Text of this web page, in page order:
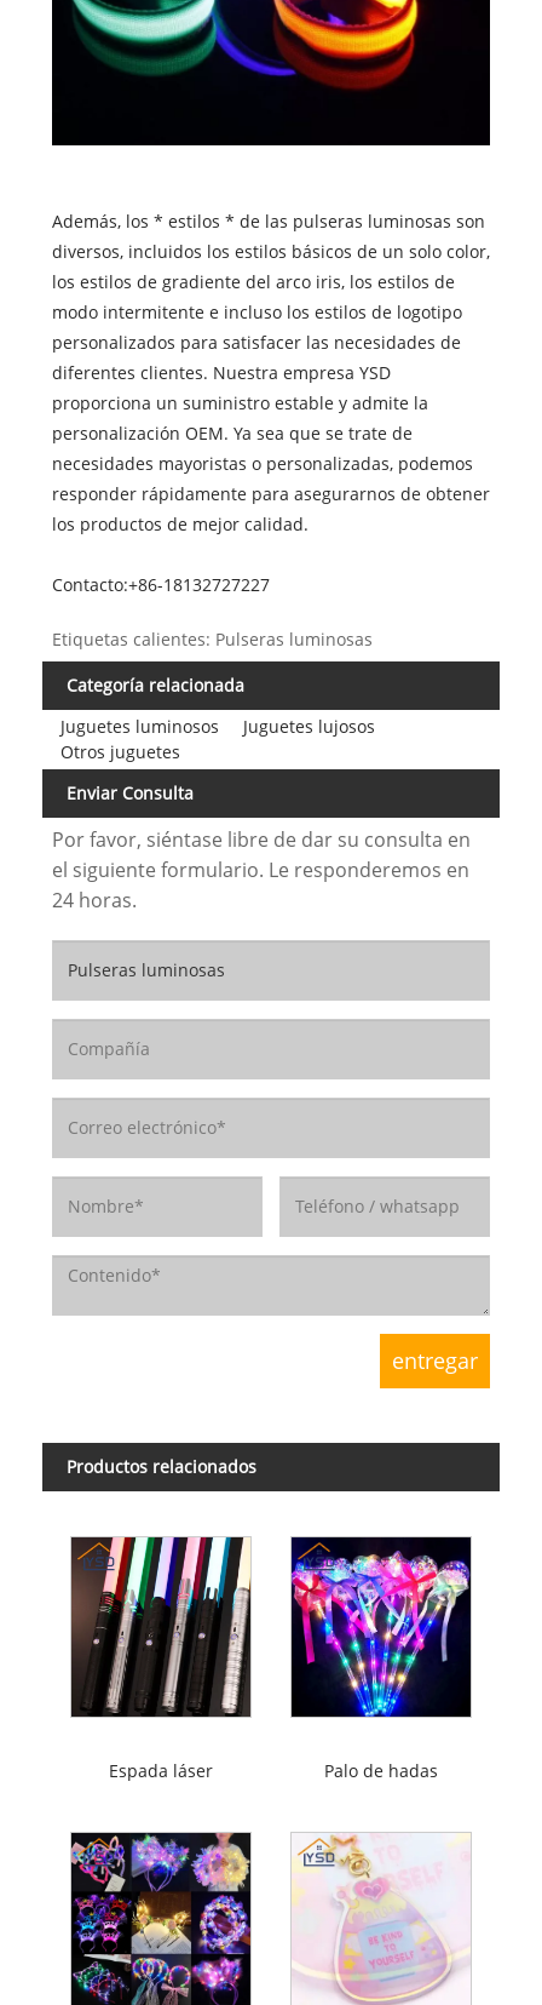
Además, los * estilos * de las pulseras luminosas son
diversos, incluidos los estilos básicos de un solo color,
los estilos de gradiente del arco iris, los estilos de
modo intermitente e incluso los estilos de logotipo
personalizados para satisfacer las necesidades de
diferentes clientes. Nuestra empresa YSD
proporciona un suministro estable y admite la
personalización OEM. Ya sea que se trate de
necesidades mayoristas o personalizadas, podemos
responder rápidamente para asegurarnos de obtener
los productos de mejor calidad.
Contacto:+86-18132727227
Etiquetas calientes: Pulseras luminosas
Categoría relacionada
Juguetes luminosos
Juguetes lujosos
Otros juguetes
Enviar Consulta
Por favor, siéntase libre de dar su consulta en
el siguiente formulario. Le responderemos en
24 horas.
Productos relacionados
Espada láser Palo de hadas